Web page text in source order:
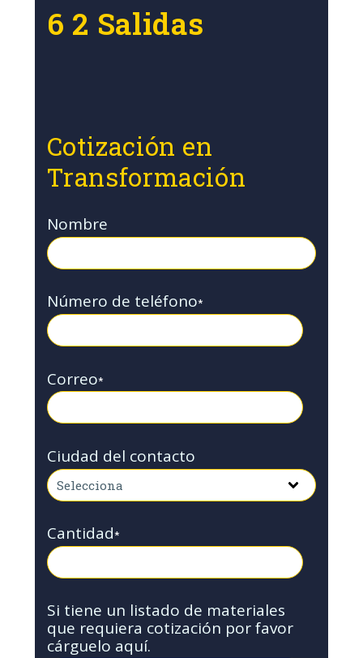
6 2 Salidas
Cotización en
Transformación
Nombre
Número de teléfono*
Correo*
Ciudad del contacto
Cantidad*
Si tiene un listado de materiales
que requiera cotización por favor
cárguelo aquí.